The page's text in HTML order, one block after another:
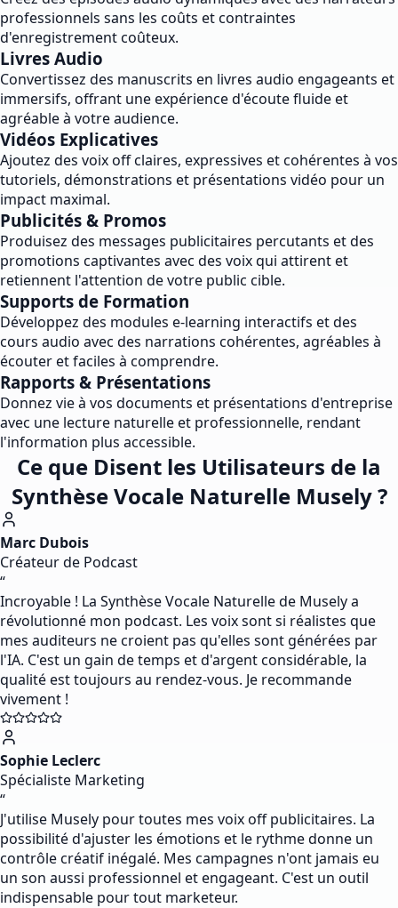
professionnels sans les coûts et contraintes
d'enregistrement coûteux.
Livres Audio
Convertissez des manuscrits en livres audio engageants et
immersifs, offrant une expérience d'écoute fluide et
agréable à votre audience.
Vidéos Explicatives
Ajoutez des voix off claires, expressives et cohérentes à vos
tutoriels, démonstrations et présentations vidéo pour un
impact maximal.
Publicités & Promos
Produisez des messages publicitaires percutants et des
promotions captivantes avec des voix qui attirent et
retiennent l'attention de votre public cible.
Supports de Formation
Développez des modules e-learning interactifs et des
cours audio avec des narrations cohérentes, agréables à
écouter et faciles à comprendre.
Rapports & Présentations
Donnez vie à vos documents et présentations d'entreprise
avec une lecture naturelle et professionnelle, rendant
l'information plus accessible.
Ce que Disent les Utilisateurs de la
Synthèse Vocale Naturelle Musely ?
Marc Dubois
Créateur de Podcast
“
Incroyable ! La Synthèse Vocale Naturelle de Musely a
révolutionné mon podcast. Les voix sont si réalistes que
mes auditeurs ne croient pas qu'elles sont générées par
l'IA. C'est un gain de temps et d'argent considérable, la
qualité est toujours au rendez-vous. Je recommande
vivement !
Sophie Leclerc
Spécialiste Marketing
“
J'utilise Musely pour toutes mes voix off publicitaires. La
possibilité d'ajuster les émotions et le rythme donne un
contrôle créatif inégalé. Mes campagnes n'ont jamais eu
un son aussi professionnel et engageant. C'est un outil
indispensable pour tout marketeur.